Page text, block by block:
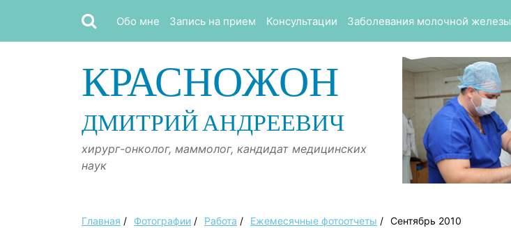
Обо мне Запись на прием Консультации Заболевания молочной железы
КРАСНОЖОН
ДМИТРИЙ АНДРЕЕВИЧ
хирург-онколог, маммолог, кандидат медицинских
наук
Главная / Фотографии / Работа / Ежемесячные фотоотчеты / Сентябрь 2010